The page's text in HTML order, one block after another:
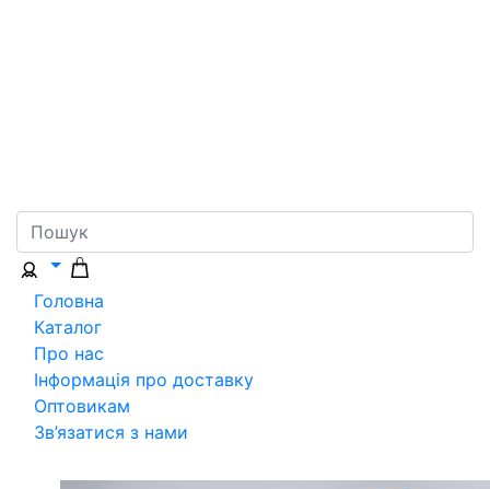
Головна
Каталог
Про нас
Інформація про доставку
Оптовикам
Зв’язатися з нами